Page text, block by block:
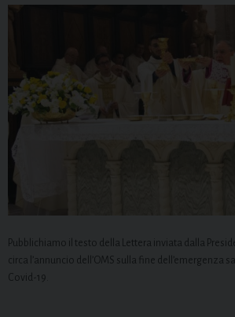
Pubblichiamo il testo della Lettera inviata dalla
circa l’annuncio dell’OMS sulla fine dell’emergenza
Covid-19.